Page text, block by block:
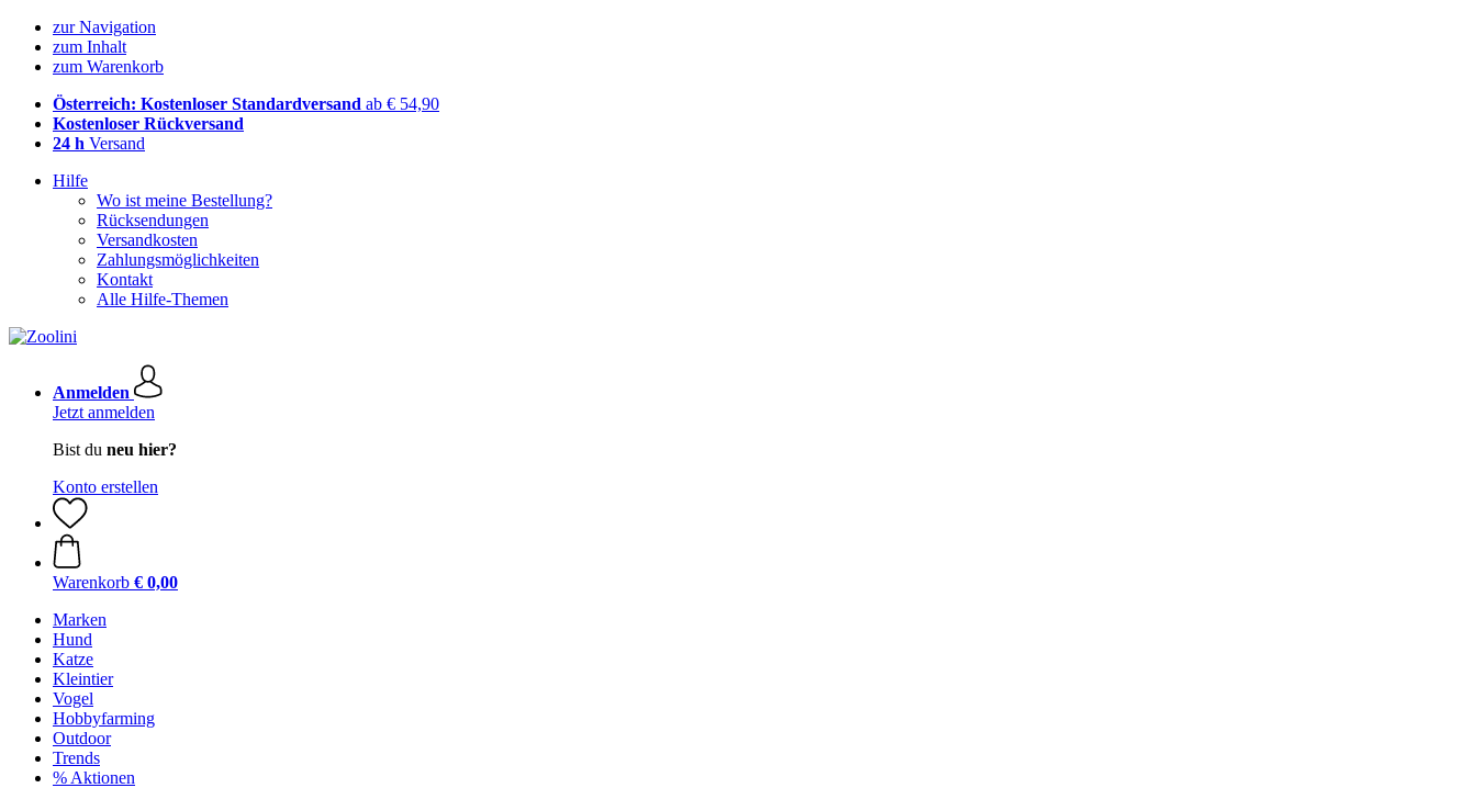
zur Navigation
zum Inhalt
zum Warenkorb
Österreich: Kostenloser Standardversand ab € 54,90
Kostenloser Rückversand
24 h Versand
Hilfe
Wo ist meine Bestellung?
Rücksendungen
Versandkosten
Zahlungsmöglichkeiten
Kontakt
Alle Hilfe-Themen
Anmelden
Jetzt anmelden
Bist du neu hier?
Konto erstellen
Warenkorb € 0,00
Marken
Hund
Katze
Kleintier
Vogel
Hobbyfarming
Outdoor
Trends
% Aktionen